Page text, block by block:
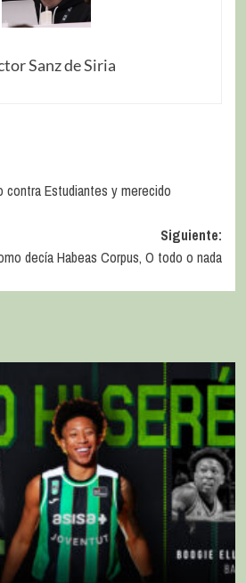
Sanz de Siria
contra Estudiantes y merecido
Siguiente:
decía Habeas Corpus, O todo o nada